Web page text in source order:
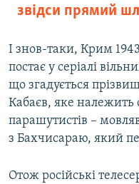
звідси прямий
І знов-таки, Крим
постає у серіалі
що згадується
Кабаєв, яке
парашутистів –
з Бахчисараю, який
Отож російські